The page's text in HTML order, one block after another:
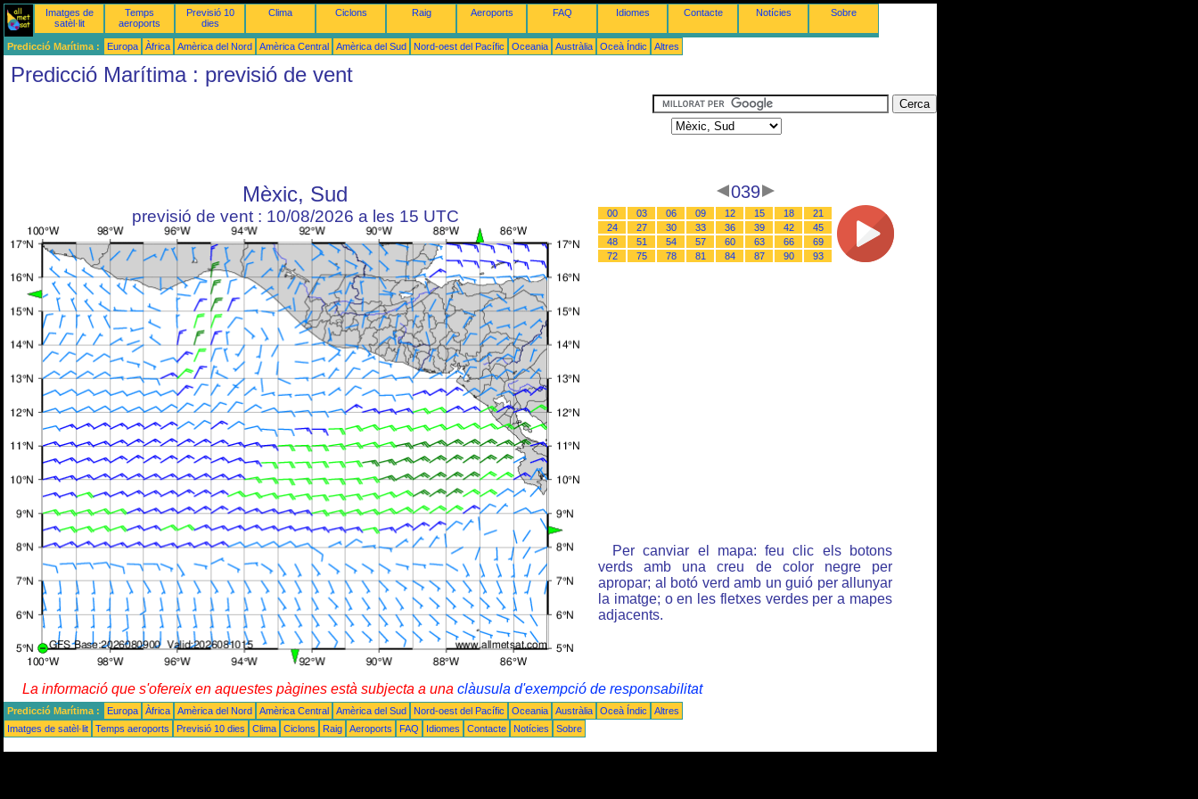
Imatges de
satèl·lit
Temps
aeroports
Previsió 10
dies
Clima Ciclons Raig Aeroports FAQ Idiomes Contacte Notícies Sobre
Predicció Marítima : Europa Àfrica Amèrica del Nord Amèrica Central Amèrica del Sud Nord-oest del Pacífic Oceania Austràlia Oceà Índic Altres
Predicció Marítima : previsió de vent
Mèxic, Sud
previsió de vent : 10/08/2026 a les 15 UTC
039
00 03 06 09 12 15 18
21
24
27 30 33 36 39 42
45
48
51 54 57 60 63 66
69
72
75 78 81 84 87 90 93
Per canviar el mapa: feu clic els botons
verds amb una creu de color negre per
apropar; al botó verd amb un guió per allunyar
la imatge; o en les fletxes verdes per a mapes
adjacents.
La informació que s'ofereix en aquestes pàgines està subjecta a una clàusula d'exempció de responsabilitat
Predicció Marítima : Europa Àfrica Amèrica del Nord Amèrica Central Amèrica del Sud Nord-oest del Pacífic Oceania Austràlia Oceà Índic
Altres
Imatges de satèl·lit
Temps aeroports Previsió 10 dies Clima Ciclons Raig Aeroports FAQ Idiomes Contacte Notícies Sobre